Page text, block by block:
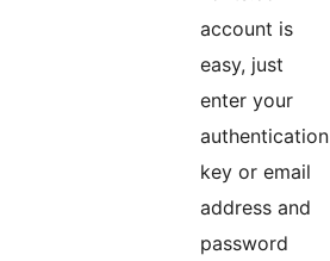
account is
easy, just
enter your
authentication
key or email
address and
password